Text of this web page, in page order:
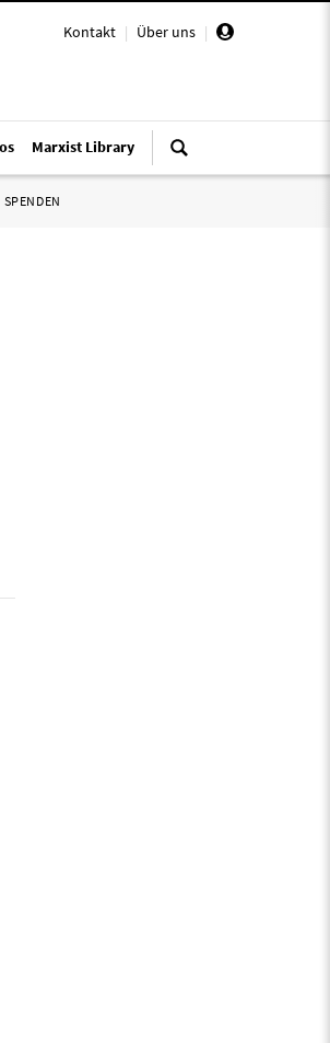
Kontakt | Über uns |
Marxist Library
SPENDEN